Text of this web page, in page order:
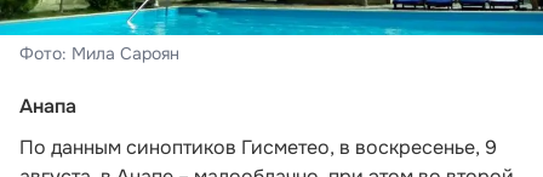
Фото: Мила Сароян
Анапа
По данным синоптиков Гисметео, в воскресенье, 9